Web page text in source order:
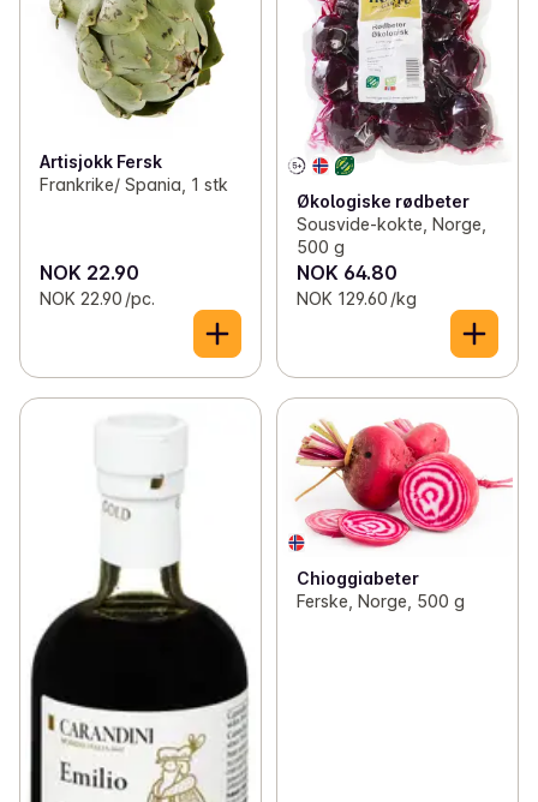
Artisjokk Fersk
Frankrike/ Spania, 1 stk
NOK 22.90
NOK 22.90 /pc.
Økologiske rødbeter
Sousvide-kokte, Norge,
500 g
NOK 64.80
NOK 129.60 /kg
Chioggiabeter
Ferske, Norge, 500 g